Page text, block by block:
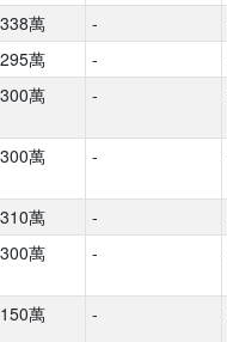
萬 -
萬 -
萬 -
萬 -
萬 -
萬 -
萬 -